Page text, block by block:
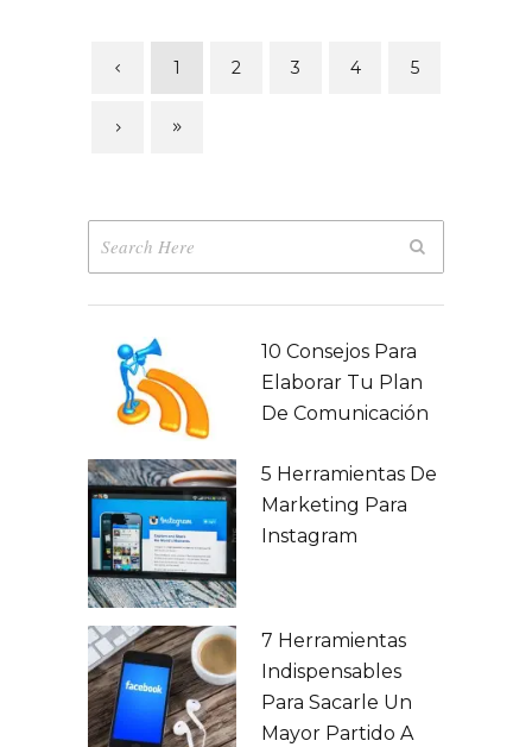
1 2 3 4 5
10 Consejos Para
Elaborar Tu Plan
De Comunicación
5 Herramientas De
Marketing Para
Instagram
7 Herramientas
Indispensables
Para Sacarle Un
Mayor Partido A